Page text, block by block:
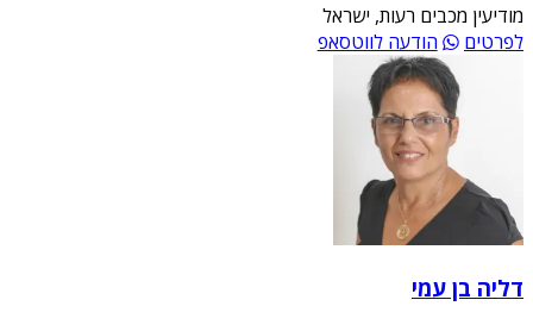
מודיעין מכבים רעות, ישראל
לפרטים
הודעה לווטסאפ
דליה בן עמי